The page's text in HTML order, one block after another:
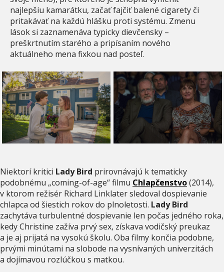
najlepšiu kamarátku, začať fajčiť balené cigarety či
pritakávať na každú hlášku proti systému. Zmenu
lások si zaznamenáva typicky dievčensky –
preškrtnutím starého a pripísaním nového
aktuálneho mena fixkou nad posteľ.
Niektorí kritici Lady Bird prirovnávajú k tematicky
podobnému „coming-of-age“ filmu Chlapčenstvo(2014),
v ktorom režisér Richard Linklater sledoval dospievanie
chlapca od šiestich rokov do plnoletosti. Lady Bird
zachytáva turbulentné dospievanie len počas jedného roka,
kedy Christine zažíva prvý sex, získava vodičský preukaz
a je aj prijatá na vysokú školu. Oba filmy končia podobne,
prvými minútami na slobode na vysnívaných univerzitách
a dojímavou rozlúčkou s matkou.